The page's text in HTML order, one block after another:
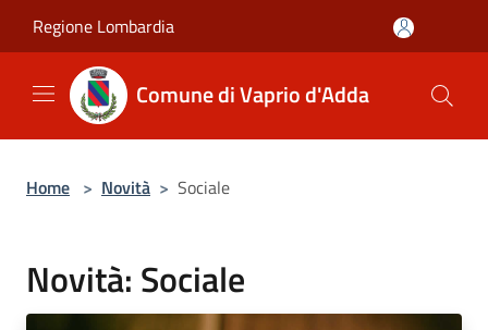
Regione Lombardia
Comune di Vaprio d'Adda
Home > Novità > Sociale
Novità: Sociale